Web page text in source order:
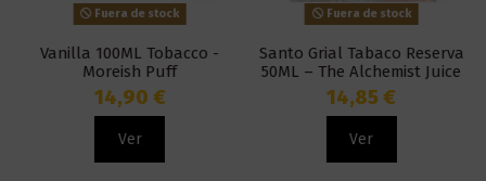
Fuera de stock
Vanilla 100ML Tobacco -
Moreish Puff
14,90 €
Ver
Fuera de stock
Santo Grial Tabaco Reserva
50ML – The Alchemist Juice
14,85 €
Ver